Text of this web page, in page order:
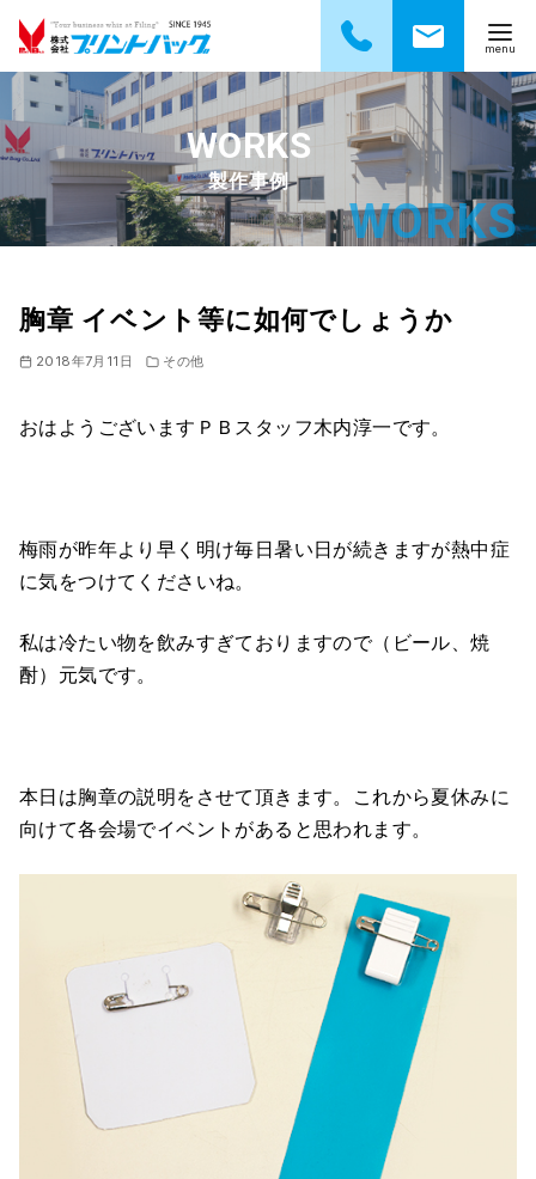
ン
テ
ツ
へ
製作事例
胸章 イベント等に如何でしょうか
2018年7月11日 その他
おはようございますＰＢスタッフ木内淳一です。
梅雨が昨年より早く明け毎日暑い日が続きますが熱中症
に気をつけてくださいね。
私は冷たい物を飲みすぎておりますので（ビール、焼
酎）元気です。
本日は胸章の説明をさせて頂きます。これから夏休みに
向けて各会場でイベントがあると思われます。